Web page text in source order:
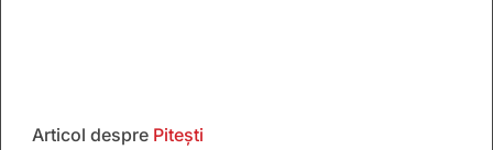
Articol despre Pitești